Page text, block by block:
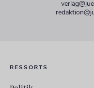
RESSORTS